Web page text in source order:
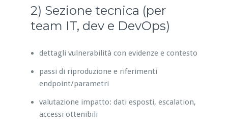
2) Sezione tecnica (per
team IT, dev e DevOps)
dettagli vulnerabilità con evidenze e contesto
passi di riproduzione e riferimenti
endpoint/parametri
valutazione impatto: dati esposti, escalation,
accessi ottenibili